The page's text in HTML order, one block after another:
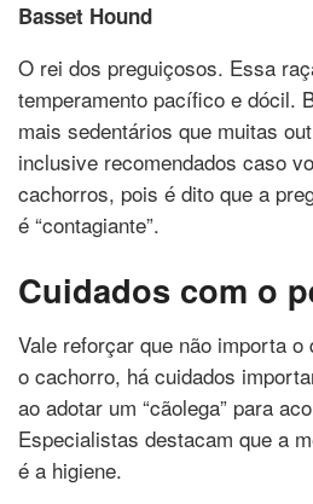
Basset Hound
O rei dos preguiçosos. Essa
temperamento pacífico e dócil.
mais sedentários que muitas
inclusive recomendados caso
cachorros, pois é dito que a
é “contagiante”.
Cuidados com o
Vale reforçar que não importa o
o cachorro, há cuidados
ao adotar um “cãolega” para
Especialistas destacam que a
é a higiene.